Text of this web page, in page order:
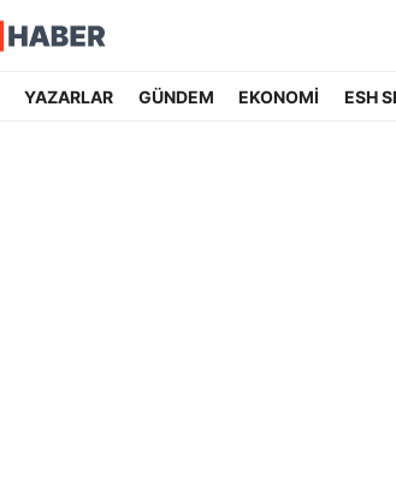
YAZARLAR GÜNDEM EKONOMİ ESH